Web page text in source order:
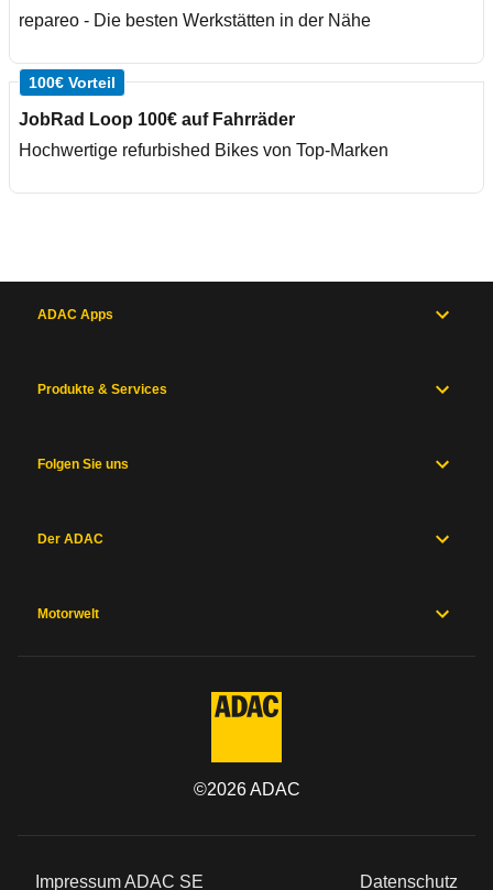
repareo - Die besten Werkstätten in der Nähe
100€ Vorteil
JobRad Loop 100€ auf Fahrräder
Hochwertige refurbished Bikes von Top-Marken
ADAC Apps
Produkte & Services
Folgen Sie uns
Der ADAC
Motorwelt
©2026ADAC
Impressum ADAC SE Datenschutz